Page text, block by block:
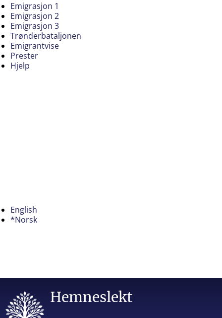
Emigrasjon 1
Emigrasjon 2
Emigrasjon 3
Trønderbataljonen
Emigrantvise
Prester
Hjelp
English
*Norsk
Hemneslekt